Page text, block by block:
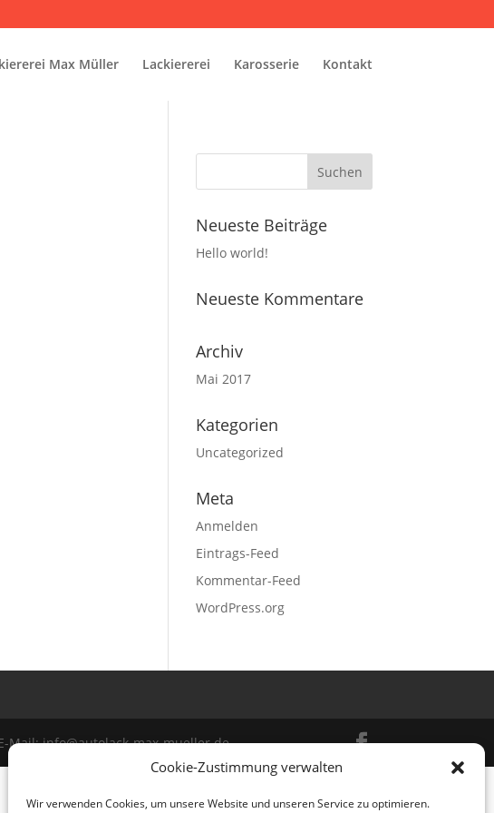
Cookie-Zustimmung verwalten
Wir verwenden Cookies, um unsere Website und unseren Service zu optimieren.
Max Müller Lackiererei Karosserie Kontakt
Neueste Beiträge
Hello world!
Neueste Kommentare
Archiv
Mai 2017
Kategorien
Uncategorized
Meta
Anmelden
Eintrags-Feed
Kommentar-Feed
WordPress.org
Mail: info@autolack-max-mueller.de